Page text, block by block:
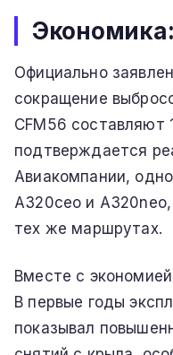
Официально
сокращение
CFM56 составляют
подтверждается
Авиакомпании,
A320ceo и
тех же маршрутах.
Вместе с
В первые годы
показывал